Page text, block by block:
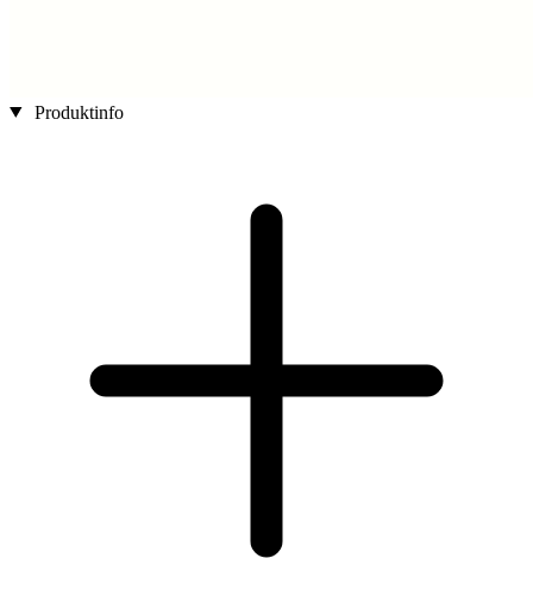
Produktinfo